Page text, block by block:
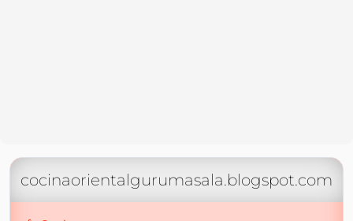
cocinaorientalgurumasala.blogspot.com